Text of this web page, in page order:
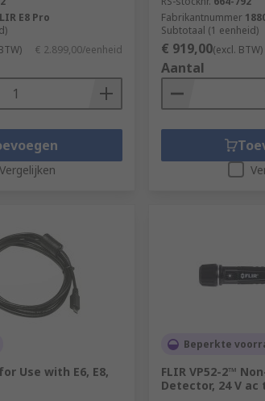
E8 Pro
€ 2.899,00/eenheid
Vergelijken
Fabrikantnummer
Subtotaal (1 eenheid)
€ 919,00(excl. BTW)
Aantal
Use with E6, E8,
Beperkte
FLIR VP52-2™
Detector, 24 V ac